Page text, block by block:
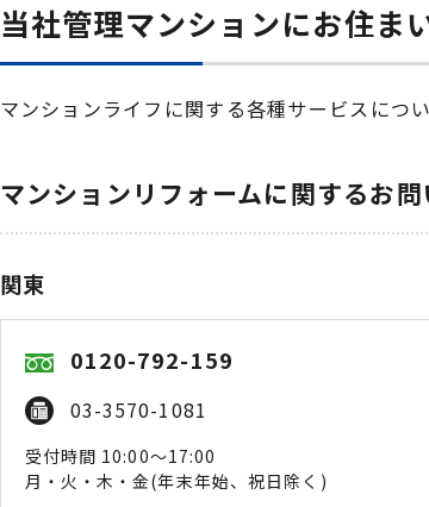
当社管理マンションにお住ま
マンションライフに関する各種サービスにつ
マンションリフォームに関するお
関東
0120-792-159
03-3570-1081
受付時間 10:00〜17:00
月・火・木・金(年末年始、祝日除く)